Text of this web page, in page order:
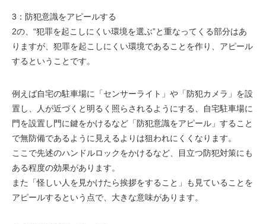
3：防犯意識をアピールする
2の、“犯罪を起こしにくい環境を選ぶ”と重なってくる部分はあ
りますが、犯罪を起こしにくい環境であることを作り、アピール
するということです。
例えば自宅の駐車場に「センサーライト」や「防犯カメラ」を設
置し、人が近づくと明るく照らされるようにする、自宅駐車場に
門を設置し門に鍵をかけるなど「防犯意識をアピール」すること
で無防備であるように見えるよりは狙われにくくなります。
ここで先述のハンドルロックをかけるなど、目立つ防犯対策にも
ある程度の効果があります。
また「怪しい人を見かけたら挨拶をすること」も見ていることを
アピールするという点で、大きな意味があります。